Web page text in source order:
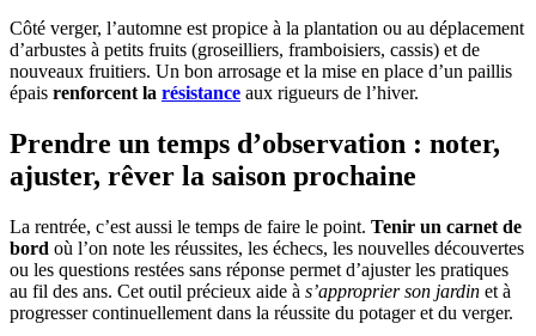
Côté verger, l’automne est propice à la plantation ou au déplacement
d’arbustes à petits fruits (groseilliers, framboisiers, cassis) et de
nouveaux fruitiers. Un bon arrosage et la mise en place d’un paillis
épais renforcent la résistance aux rigueurs de l’hiver.
Prendre un temps d’observation : noter,
ajuster, rêver la saison prochaine
La rentrée, c’est aussi le temps de faire le point. Tenir un carnet de
bord où l’on note les réussites, les échecs, les nouvelles découvertes
ou les questions restées sans réponse permet d’ajuster les pratiques
au fil des ans. Cet outil précieux aide à s’approprier son jardin et à
progresser continuellement dans la réussite du potager et du verger.